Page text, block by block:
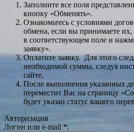
Заполните все поля
кнопку «Обменять».
Ознакомьтесь с условиями
обмена, если вы принимаете их,
в соответствующем поле и
заявку».
Оплатите заявку. Для этого
необходимой суммы, следуя
сайте.
После выполнения указанных
переместит Вас на страницу
будет указан статус вашего
Авторизация
Логин или e-mail *: